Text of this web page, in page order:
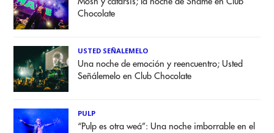
Chocolate
USTED SEÑALEMELO
Una noche de emoción y reencuentro; Usted
Señálemelo en Club Chocolate
PULP
“Pulp es otra weá”: Una noche imborrable en el